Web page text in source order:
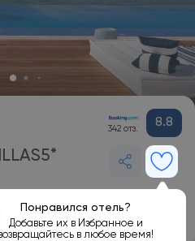
342 отз. 8.8
Понравился отель?
Добавьте их в Избранное и
в любое время!